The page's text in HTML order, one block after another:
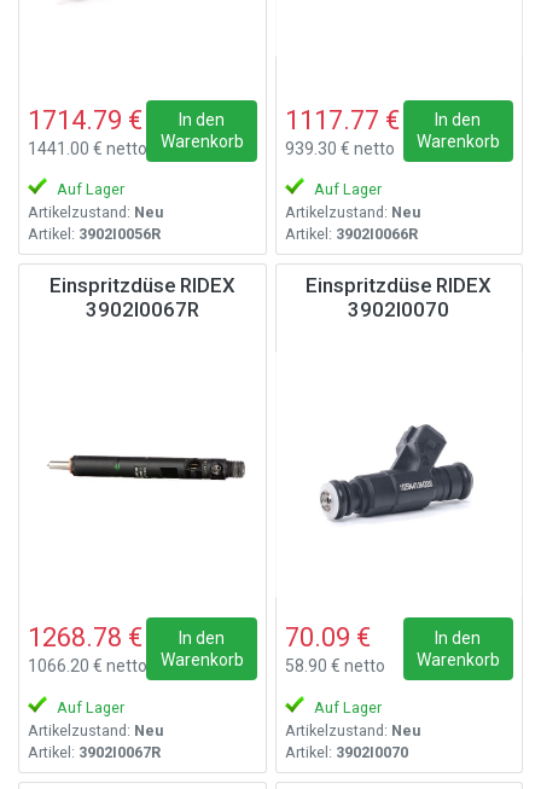
1714.79 €
1441.00 € netto
In den
Warenkorb
Auf Lager
Artikelzustand: Neu
Artikel: 3902I0056R
1117.77 €
939.30 € netto
In den
Warenkorb
Auf Lager
Artikelzustand: Neu
Artikel: 3902I0066R
Einspritzdüse RIDEX
3902I0067R
1268.78 €
1066.20 € netto
In den
Warenkorb
Auf Lager
Artikelzustand: Neu
Artikel: 3902I0067R
Einspritzdüse RIDEX
3902I0070
70.09 €
58.90 € netto
In den
Warenkorb
Auf Lager
Artikelzustand: Neu
Artikel: 3902I0070